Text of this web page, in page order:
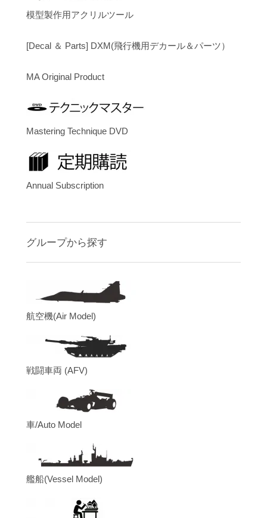
模型製作用アクリルツール
[Decal ＆ Parts] DXM(飛行機用デカール＆パーツ）
MA Original Product
Mastering Technique DVD
Annual Subscription
グループから探す
航空機(Air Model)
戦闘車両 (AFV)
車/Auto Model
艦船(Vessel Model)